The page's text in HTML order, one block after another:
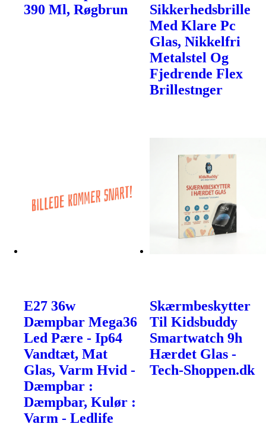
390 Ml, Røgbrun
Sikkerhedsbrille
Med Klare Pc
Glas, Nikkelfri
Metalstel Og
Fjedrende Flex
Brillestnger
E27 36w
Dæmpbar Mega36
Led Pære - Ip64
Vandtæt, Mat
Glas, Varm Hvid -
Dæmpbar :
Dæmpbar, Kulør :
Varm - Ledlife
Skærmbeskytter
Til Kidsbuddy
Smartwatch 9h
Hærdet Glas -
Tech-Shoppen.dk